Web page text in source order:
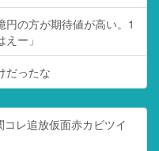
の方が期待値が高い。1
ー」
だったな
レ追放仮面赤カビツイ